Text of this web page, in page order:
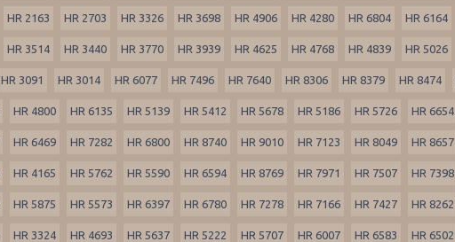
HR 2163 HR 2703 HR 3326 HR 3698 HR 4906 HR 4280 HR 6804 HR 6164
HR 3514 HR 3440 HR 3770 HR 3939 HR 4625 HR 4768 HR 4839 HR 5026
HR 3091 HR 3014 HR 6077 HR 7496 HR 7640 HR 8306 HR 8379 HR 8474
HR 4800 HR 6135 HR 5139 HR 5412 HR 5678 HR 5186 HR 5726 HR 6654
HR 6469 HR 7282 HR 6800 HR 8740 HR 9010 HR 7123 HR 8049 HR 8657
HR 4165 HR 5762 HR 5590 HR 6594 HR 8769 HR 7971 HR 7507 HR 7398
HR 5875 HR 5573 HR 6397 HR 6780 HR 7278 HR 7166 HR 7427 HR 8262
HR 3324 HR 4693 HR 5637 HR 5222 HR 5707 HR 6007 HR 6583 HR 6502